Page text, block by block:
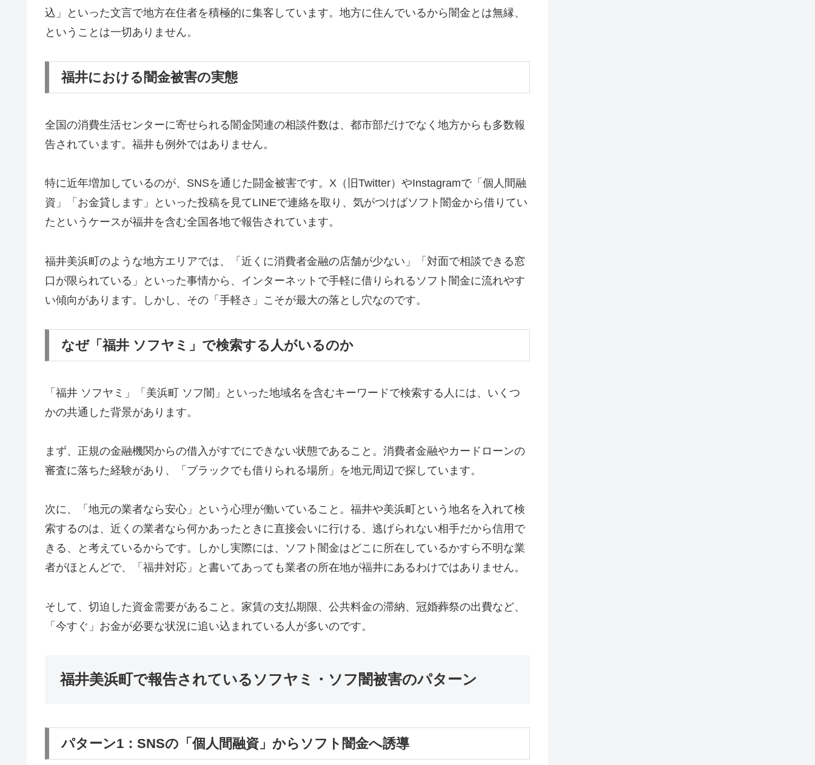
込」といった文言で地方在住者を積極的に集客しています。地方に住んでいるから闇金とは無縁、
ということは一切ありません。
福井における闇金被害の実態
全国の消費生活センターに寄せられる闇金関連の相談件数は、都市部だけでなく地方からも多数報
告されています。福井も例外ではありません。
特に近年増加しているのが、SNSを通じた闘金被害です。X（旧Twitter）やInstagramで「個人間融
資」「お金貸します」といった投稿を見てLINEで連絡を取り、気がつけばソフト闇金から借りてい
たというケースが福井を含む全国各地で報告されています。
福井美浜町のような地方エリアでは、「近くに消費者金融の店舗が少ない」「対面で相談できる窓
口が限られている」といった事情から、インターネットで手軽に借りられるソフト闇金に流れやす
い傾向があります。しかし、その「手軽さ」こそが最大の落とし穴なのです。
なぜ「福井 ソフヤミ」で検索する人がいるのか
「福井 ソフヤミ」「美浜町 ソフ闇」といった地域名を含むキーワードで検索する人には、いくつ
かの共通した背景があります。
まず、正規の金融機関からの借入がすでにできない状態であること。消費者金融やカードローンの
審査に落ちた経験があり、「ブラックでも借りられる場所」を地元周辺で探しています。
次に、「地元の業者なら安心」という心理が働いていること。福井や美浜町という地名を入れて検
索するのは、近くの業者なら何かあったときに直接会いに行ける、逃げられない相手だから信用で
きる、と考えているからです。しかし実際には、ソフト闇金はどこに所在しているかすら不明な業
者がほとんどで、「福井対応」と書いてあっても業者の所在地が福井にあるわけではありません。
そして、切迫した資金需要があること。家賃の支払期限、公共料金の滞納、冠婚葬祭の出費など、
「今すぐ」お金が必要な状況に追い込まれている人が多いのです。
福井美浜町で報告されているソフヤミ・ソフ闇被害のパターン
パターン1：SNSの「個人間融資」からソフト闇金へ誘導